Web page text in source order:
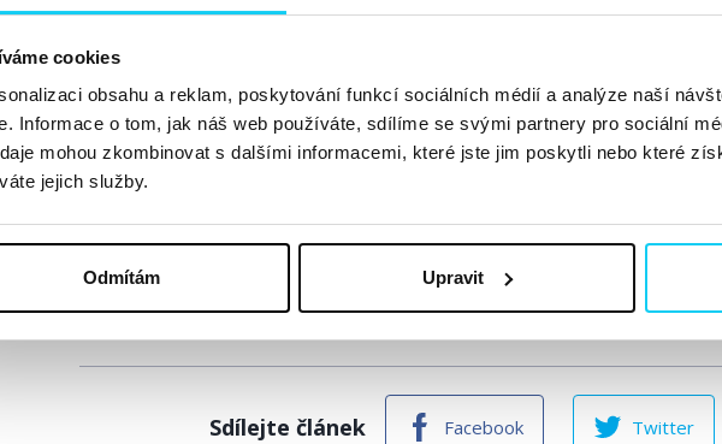
cookies
obsahu a reklam, poskytování funkcí sociálních médií a analýze naší
Informace o tom, jak náš web používáte, sdílíme se svými partnery pro sociální
mohou zkombinovat s dalšími informacemi, které jste jim poskytli nebo které
jejich služby.
Odmítám Upravit
Sdílejte článek Facebook Twitter